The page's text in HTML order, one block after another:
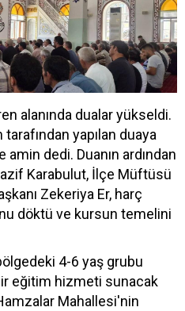
alanında dualar yükseldi.
yapılan duaya
amin dedi. Duanın ardından
Karabulut, İlçe Müftüsü
Zekeriya Er, harç
döktü ve kursun temelini
4-6 yaş grubu
eğitim hizmeti sunacak
Mahallesi'nin